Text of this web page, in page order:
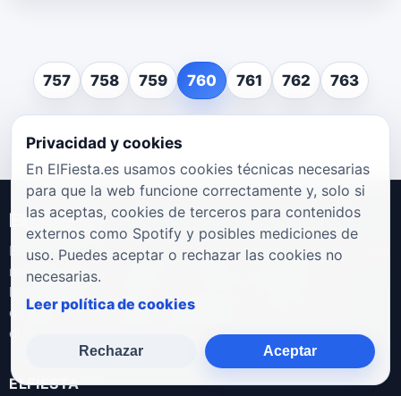
757 758 759 760 761 762 763
ElFiesta.es
ElFiesta.es es un espacio dedicado a la actualidad musical:
noticias, galas, entrevistas, artistas emergentes,
lanzamientos y eventos. Un punto de encuentro para
quienes viven la música desde dentro y para quienes
disfrutan descubriendo nuevas propuestas.
ELFIESTA
Privacidad y cookies
En ElFiesta.es usamos cookies técnicas necesarias
para que la web funcione correctamente y, solo si
las aceptas, cookies de terceros para contenidos
externos como Spotify y posibles mediciones de
uso. Puedes aceptar o rechazar las cookies no
necesarias.
Leer política de cookies
Rechazar Aceptar